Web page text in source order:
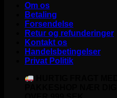
Om os
Betaling
Forsendelse
Retur og refunderinger
Kontakt os
Handelsbetingelser
Privat Politik